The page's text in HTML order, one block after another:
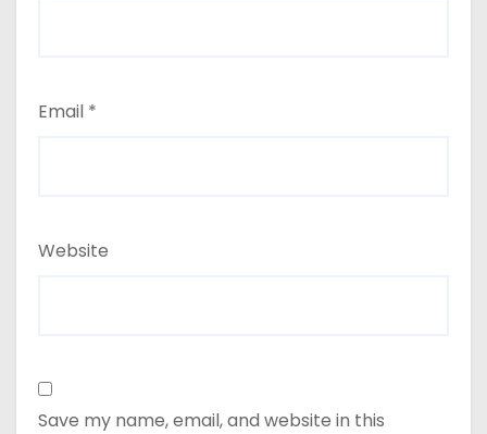
Email *
Website
Save my name, email, and website in this